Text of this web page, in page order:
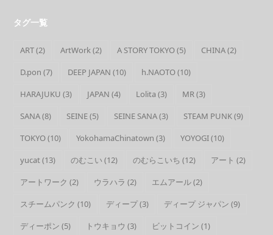
タグ一覧
ART(2) ArtWork(2) A STORY TOKYO(5) CHINA(2)
D.pon (7) DEEP JAPAN (10) h.NAOTO(10)
HARAJUKU (3) JAPAN (4) Lolita (3) MR(3)
SANA(8) SEINE(5) SEINE SANA(3) STEAM PUNK(9)
TOKYO(10) YokohamaChinatown (3) YOYOGI(10)
yucat(13) のむこい (12) のむらこいち (12) アート (2)
アートワーク (2) ウラハラ (2) エムアール(2)
スチームパンク (10) ディープ(3) ディープ ジャパン (9)
ディーポン (5) トウキョウ (3) ビットコイン (1)